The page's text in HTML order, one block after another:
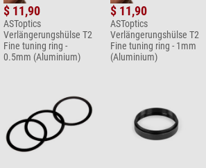
$ 11,90
ASToptics
Verlängerungshülse T2
Fine tuning ring -
0.5mm (Aluminium)
$ 11,90
ASToptics
Verlängerungshülse T2
Fine tuning ring - 1mm
(Aluminium)